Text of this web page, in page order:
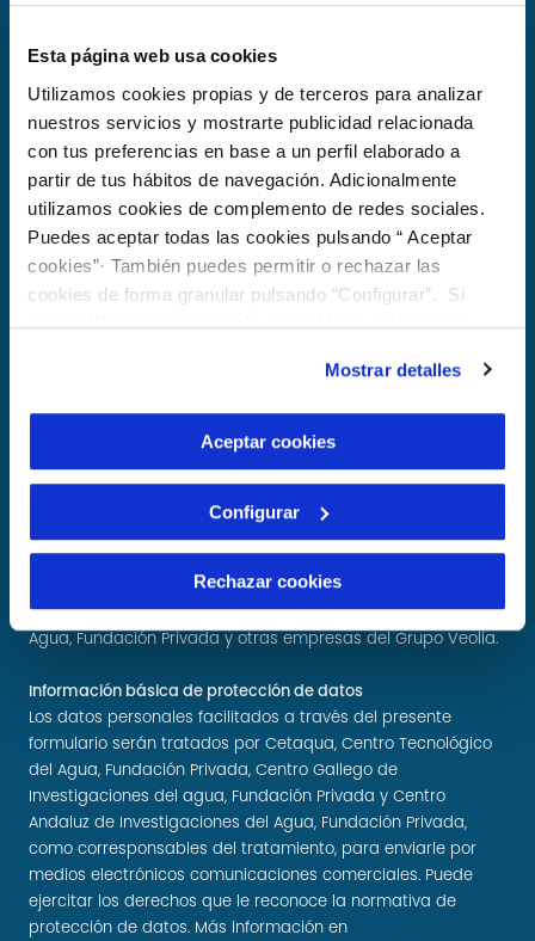
Esta página web usa cookies
Utilizamos cookies propias y de terceros para analizar
nuestros servicios y mostrarte publicidad relacionada
con tus preferencias en base a un perfil elaborado a
partir de tus hábitos de navegación. Adicionalmente
utilizamos cookies de complemento de redes sociales.
Puedes aceptar todas las cookies pulsando “ Aceptar
cookies”· También puedes permitir o rechazar las
cookies de forma granular pulsando “Configurar”. Si
pulsas “Rechazar cookies”, equivaldrá a rechazar la
son indispensables para que el sitio web funcione y que
por tanto no se pueden desactivar. Puedes consultar
más información en nuestraPolítica de Cookies
Mostrar detalles
Aceptar cookies
Configurar
Rechazar cookies
Suscríbete a nuestra
newsletter
Recibe en tu correo todas las novedades de
Fundación Cetaqua, Centro Tecnológico del
Agua, Fundación Privada (Cetaqua);de
Fundación Centro Gallego de Investigaciones del
agua, Fundación Privada;deCentro Andaluz de
convocatorias de próximos eventos, charlas,
electrónicos, impresos y/o telefónicos) de CETAQUA,
Fundación Centro Gallego de Investigaciones del agua,
Fundación Privada y Centro Andaluz de Investigaciones del
Agua, Fundación Privada y otras empresas del Grupo Veolia.
Información básica de protección de datos
Los datos personales facilitados a través del presente
formulario serán tratados por Cetaqua, Centro Tecnológico
del Agua, Fundación Privada, Centro Gallego de
Investigaciones del agua, Fundación Privada y Centro
Andaluz de Investigaciones del Agua, Fundación Privada,
como corresponsables del tratamiento, para enviarle por
medios electrónicos comunicaciones comerciales. Puede
ejercitar los derechos que le reconoce la normativa de
protección de datos. Más información en